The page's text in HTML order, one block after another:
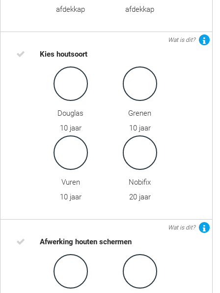
afdekkap
afdekkap
Wat is dit?
Kies houtsoort
Douglas
10 jaar
Grenen
10 jaar
Vuren
10 jaar
Nobifix
20 jaar
Wat is dit?
Afwerking houten schermen